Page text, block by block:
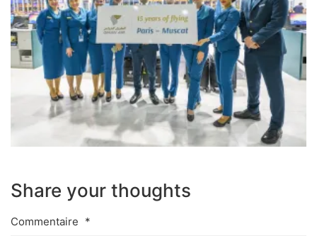
Share your thoughts
Commentaire *